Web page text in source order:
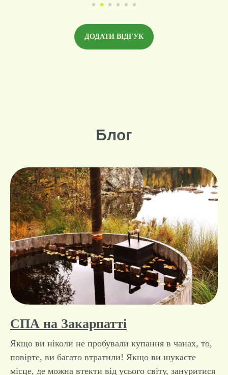
ДОДАТИ ВІДГУК
Блог
СПА на Закарпатті
Якщо ви ніколи не пробували купання в чанах, то,
повірте, ви багато втратили! Якщо ви шукаєте
місце, де можна втекти від усього світу, зануритися